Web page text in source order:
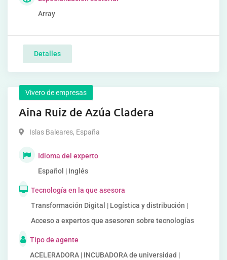
Array
Detalles
Vivero de empresas
Aina Ruiz de Azúa Cladera
Islas Baleares, España
Idioma del experto
Español | Inglés
Tecnología en la que asesora
Transformación Digital | Logística y distribución |
Acceso a expertos que asesoren sobre tecnologías
Tipo de agente
ACELERADORA | INCUBADORA de universidad |